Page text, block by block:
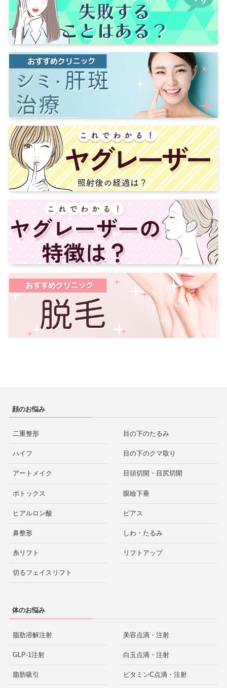
顔のお悩み
二重整形
ハイフ
アートメイク
ボトックス
ヒアルロン酸
鼻整形
糸リフト
切るフェイスリフト
目の下のたるみ
目の下のクマ取り
目頭切開・目尻切開
眼瞼下垂
ピアス
しわ・たるみ
リフトアップ
体のお悩み
脂肪溶解注射
GLP-1注射
脂肪吸引
美容点滴・注射
白玉点滴・注射
ビタミンC点滴・注射